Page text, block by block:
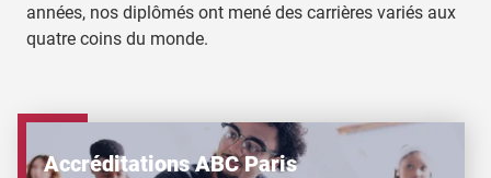
années, nos diplômés ont mené des carrières variés aux
quatre coins du monde.
Accréditations ABC Paris